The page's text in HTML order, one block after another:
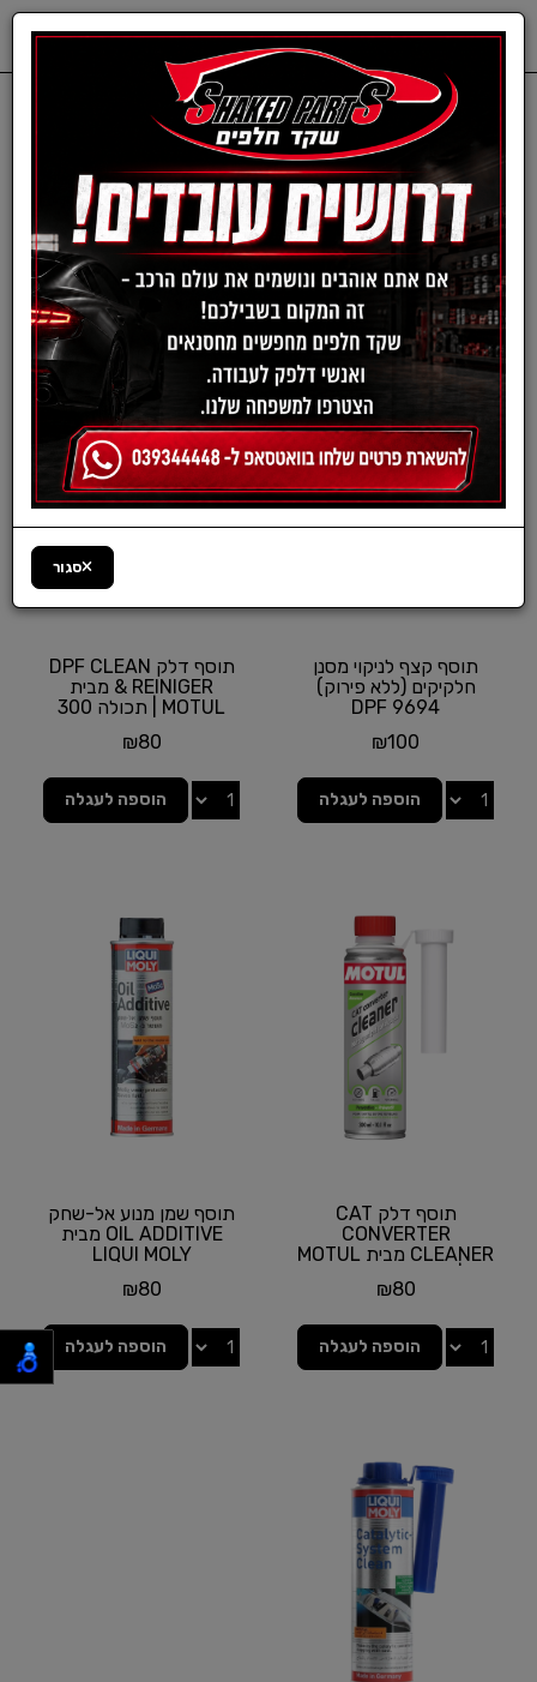
שמנים ותוספים תוספי ממיר/DPF
תוספי ממיר/DPF
‹
«
1
(current)
»
›
סינון ומיון ›
תוסף קצף לניקוי מסנן
חלקיקים (ללא פירוק)
DPF 9694
₪100
הוספה לעגלה
תוסף דלק DPF CLEAN
& REINIGER מבית
MOTUL | תכולה 300
₪80
הוספה לעגלה
תוסף דלק CAT
CONVERTER
CLEANER מבית MOTUL
₪80
הוספה לעגלה
תוסף שמן מנוע אל-שחק
OIL ADDITIVE מבית
LIQUI MOLY
₪80
הוספה לעגלה
סגור